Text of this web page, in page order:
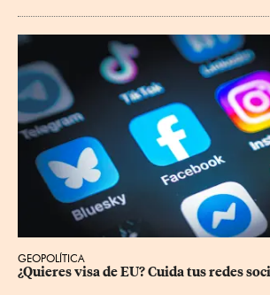
GEOPOLÍTICA
¿Quieres visa de EU? Cuida tus redes